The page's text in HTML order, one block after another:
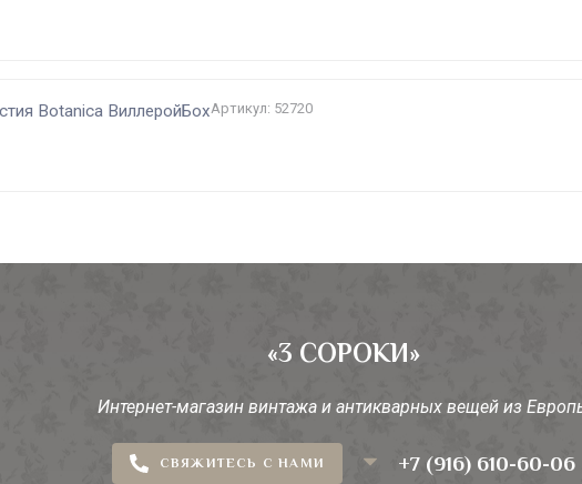
Botanica ВиллеройБохАртикул: 52720
«3 СОРОКИ»
Интернет-магазин винтажа и антикварных вещей из
СВЯЖИТЕСЬ С НАМИ +7 (916) 610-60-06